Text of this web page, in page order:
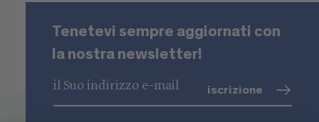
Tenetevi sempre aggiornati con
la nostra newsletter!
iscrizione